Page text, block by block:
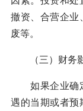
撤资、合营企业
废等。
（三）财务影
如果企业确定
遇的当期或者预